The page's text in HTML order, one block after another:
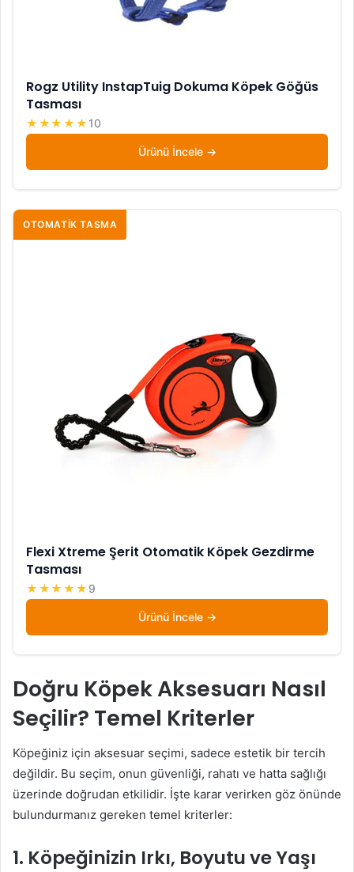
Rogz Utility InstapTuig Dokuma Köpek Göğüs
Tasması
★★★★★ 10
Ürünü İncele
OTOMATIK TASMA
Flexi Xtreme Şerit Otomatik Köpek Gezdirme
Tasması
★★★★★ 9
Ürünü İncele
Doğru Köpek Aksesuarı Nasıl
Seçilir? Temel Kriterler
Köpeğiniz için aksesuar seçimi, sadece estetik bir tercih
değildir. Bu seçim, onun güvenliği, rahatı ve hatta sağlığı
üzerinde doğrudan etkilidir. İşte karar verirken göz önünde
bulundurmanız gereken temel kriterler:
1. Köpeğinizin Irkı, Boyutu ve Yaşı